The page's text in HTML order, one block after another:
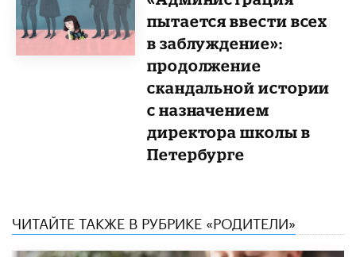
пытается ввести всех
в заблуждение»:
продолжение
скандальной истории
с назначением
директора школы в
Петербурге
ЧИТАЙТЕ ТАКЖЕ В РУБРИКЕ «РОДИТЕЛИ»